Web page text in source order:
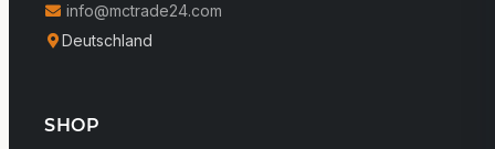
info@mctrade24.com
Deutschland
SHOP